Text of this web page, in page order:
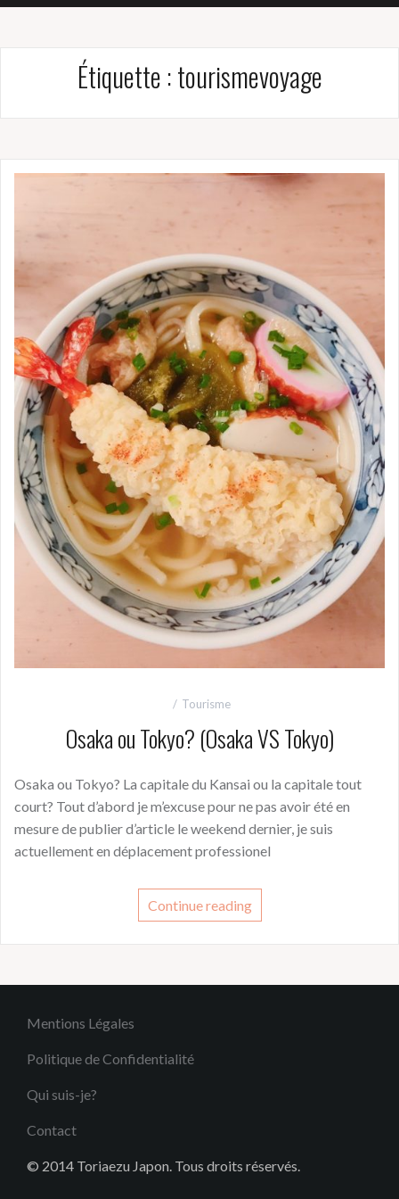
Étiquette :tourismevoyage
Tourisme
Osaka ou Tokyo? (Osaka VS Tokyo)
Osaka ou Tokyo? La capitale du Kansai ou la capitale tout
court? Tout d’abord je m’excuse pour ne pas avoir été en
mesure de publier d’article le weekend dernier, je suis
actuellement en déplacement professionel
Continue reading
Mentions Légales
Politique de Confidentialité
Qui suis-je?
Contact
© 2014 Toriaezu Japon. Tous droits réservés.